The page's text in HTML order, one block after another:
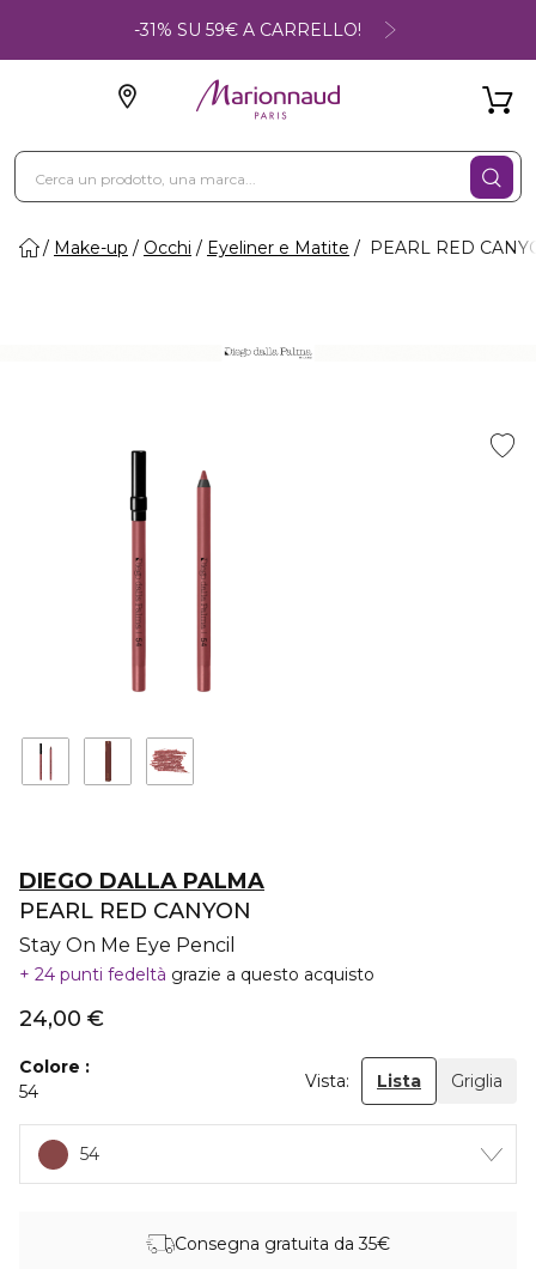
-31% SU 59€ A CARRELLO!
Make-up Occhi Eyeliner e Matite PEARL RED
DIEGO DALLA PALMA
PEARL RED CANYON
Stay On Me Eye Pencil
24 punti fedeltà grazie a questo acquisto
24,00 €
Colore
54
Vista: Lista Griglia
54
Consegna gratuita da 35€